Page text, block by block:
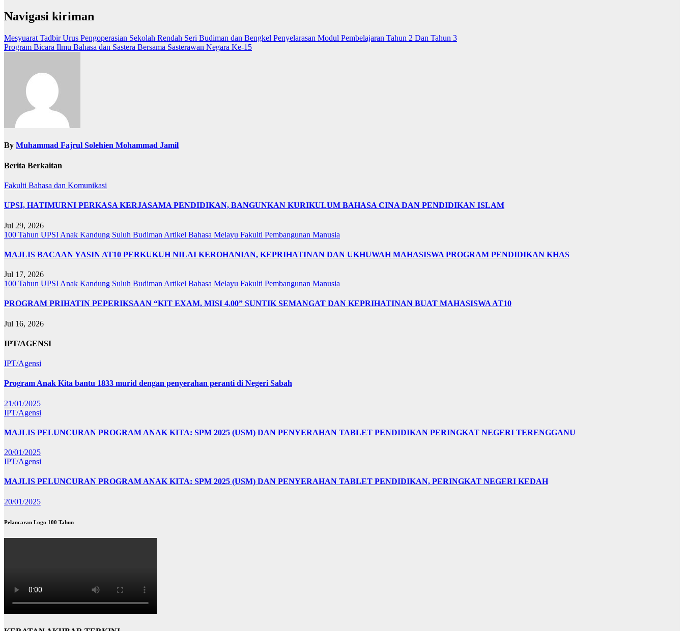
Navigasi kiriman
Mesyuarat Tadbir Urus Pengoperasian Sekolah Rendah Seri Budiman dan Bengkel Penyelarasan Modul Pembelajaran Tahun 2 Dan Tahun 3
Program Bicara Ilmu Bahasa dan Sastera Bersama Sasterawan Negara Ke-15
By Muhammad Fajrul Solehien Mohammad Jamil
Berita Berkaitan
Fakulti Bahasa dan Komunikasi
UPSI, HATIMURNI PERKASA KERJASAMA PENDIDIKAN, BANGUNKAN KURIKULUM BAHASA CINA DAN PENDIDIKAN ISLAM
Jul 29, 2026
100 Tahun UPSI Anak Kandung Suluh Budiman Artikel Bahasa Melayu Fakulti Pembangunan Manusia
MAJLIS BACAAN YASIN AT10 PERKUKUH NILAI KEROHANIAN, KEPRIHATINAN DAN UKHUWAH MAHASISWA PROGRAM PENDIDIKAN KHAS
Jul 17, 2026
100 Tahun UPSI Anak Kandung Suluh Budiman Artikel Bahasa Melayu Fakulti Pembangunan Manusia
PROGRAM PRIHATIN PEPERIKSAAN “KIT EXAM, MISI 4.00” SUNTIK SEMANGAT DAN KEPRIHATINAN BUAT MAHASISWA AT10
Jul 16, 2026
IPT/AGENSI
IPT/Agensi
Program Anak Kita bantu 1833 murid dengan penyerahan peranti di Negeri Sabah
21/01/2025
IPT/Agensi
MAJLIS PELUNCURAN PROGRAM ANAK KITA: SPM 2025 (USM) DAN PENYERAHAN TABLET PENDIDIKAN PERINGKAT NEGERI TERENGGANU
20/01/2025
IPT/Agensi
MAJLIS PELUNCURAN PROGRAM ANAK KITA: SPM 2025 (USM) DAN PENYERAHAN TABLET PENDIDIKAN, PERINGKAT NEGERI KEDAH
20/01/2025
Pelancaran Logo 100 Tahun